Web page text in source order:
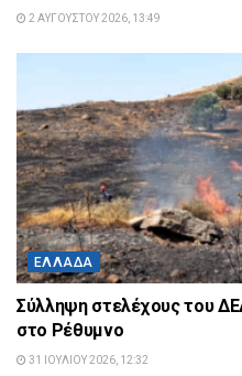
2 ΑΥΓΟΎΣΤΟΥ 2026, 13:49
ΕΛΛΆΔΑ
Σύλληψη στελέχους του
στο Ρέθυμνο
31 ΙΟΥΛΊΟΥ 2026, 12:32